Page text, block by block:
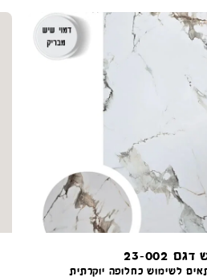
23-002
לשימוש כחלופה יוקרתית